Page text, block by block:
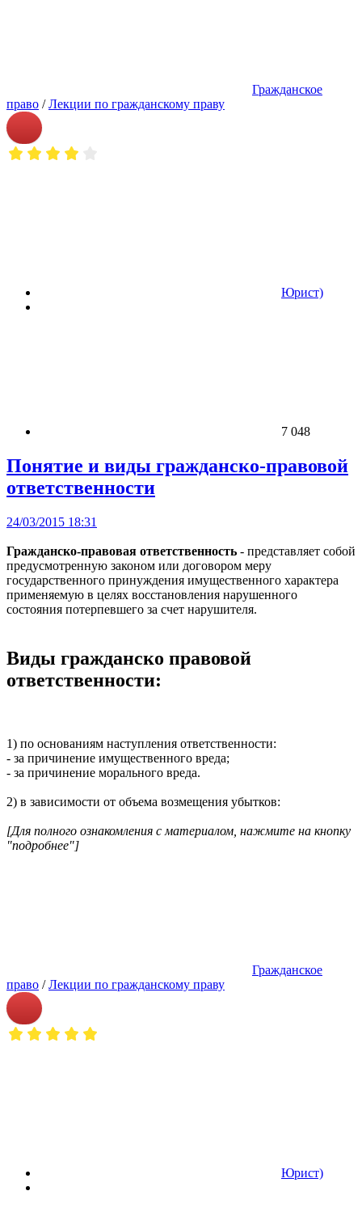
Гражданское
право /Лекции по гражданскому праву
Юрист)
7 048
Понятие и виды гражданско-правовой
ответственности
24/03/2015 18:31
Гражданско-правовая ответственность - представляет собой
предусмотренную законом или договором меру
государственного принуждения имущественного характера
применяемую в целях восстановления нарушенного
состояния потерпевшего за счет нарушителя.
Виды гражданско правовой
ответственности:
1) по основаниям наступления ответственности:
- за причинение имущественного вреда;
- за причинение морального вреда.
2) в зависимости от объема возмещения убытков:
[Для полного ознакомления с материалом, нажмите на кнопку
"подробнее"]
Гражданское
право /Лекции по гражданскому праву
Юрист)